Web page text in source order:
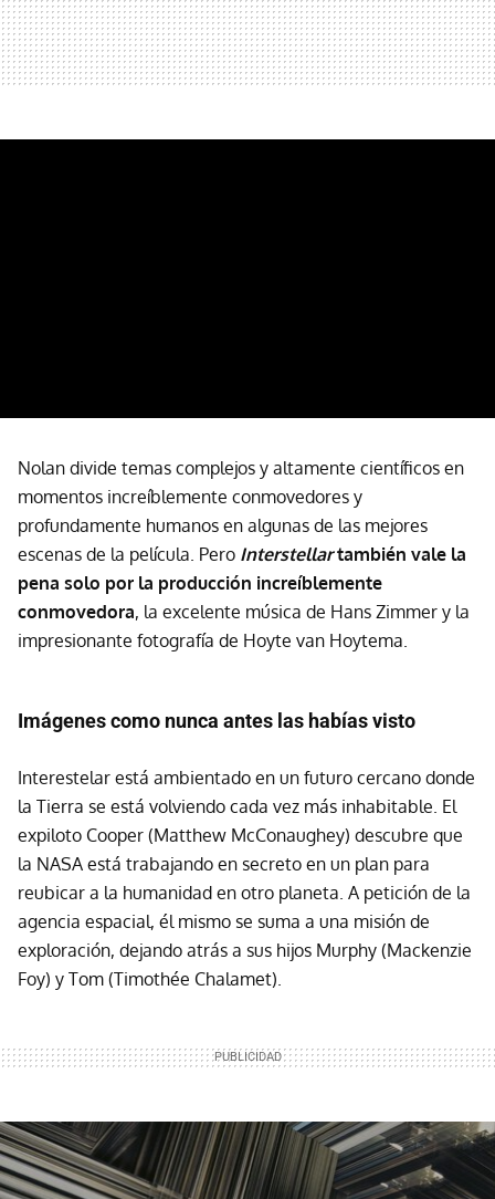
Nolan divide temas complejos y altamente científicos en
momentos increíblemente conmovedores y
profundamente humanos en algunas de las mejores
escenas de la película. Pero Interstellartambién vale la
pena solo por la producción increíblemente
conmovedora, la excelente música de Hans Zimmer y la
impresionante fotografía de Hoyte van Hoytema.
Imágenes como nunca antes las habías visto
Interestelar está ambientado en un futuro cercano donde
la Tierra se está volviendo cada vez más inhabitable. El
expiloto Cooper (Matthew McConaughey) descubre que
la NASA está trabajando en secreto en un plan para
reubicar a la humanidad en otro planeta. A petición de la
agencia espacial, él mismo se suma a una misión de
exploración, dejando atrás a sus hijos Murphy (Mackenzie
Foy) y Tom (Timothée Chalamet).